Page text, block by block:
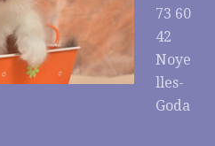
73 60
42
Noye
lles-
Goda